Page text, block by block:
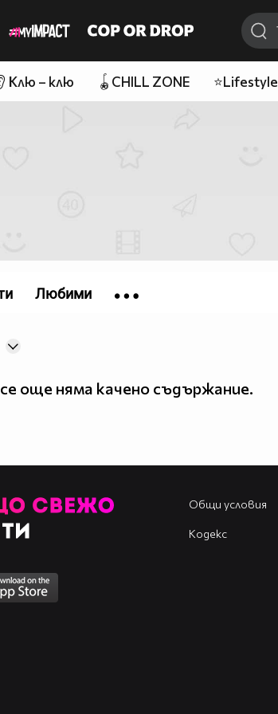
Клю – клю 🪀CHILL ZONE ⭐Lifestyle
още няма качено съдържание.
Любими
Общи условия
Кодекс